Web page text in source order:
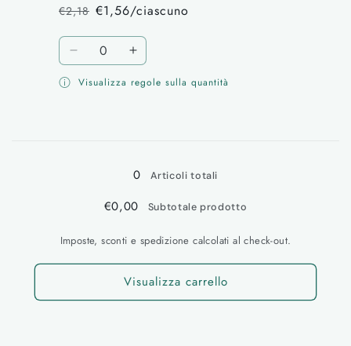
Prezzo
di
listino
€2,18
Prezzo
scontato
€1,56/ciascuno
Quantità
Diminuisci
per
Aumenta
per
Visualizza regole sulla quantità
0 Articoli totali
€0,00 Subtotale prodotto
Imposte, sconti e spedizione calcolati al check-out.
Visualizza carrello